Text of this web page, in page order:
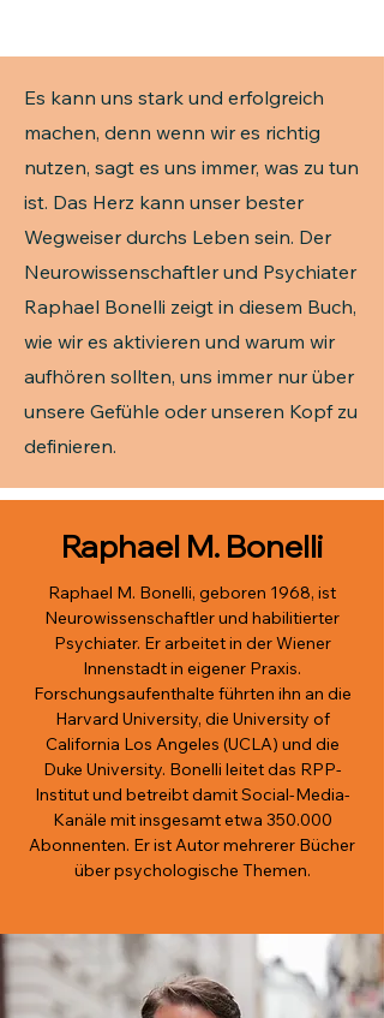
Es kann uns stark und erfolgreich
machen, denn wenn wir es richtig
nutzen, sagt es uns immer, was zu tun
ist. Das Herz kann unser bester
Wegweiser durchs Leben sein. Der
Neurowissenschaftler und Psychiater
Raphael Bonelli zeigt in diesem Buch,
wie wir es aktivieren und warum wir
aufhören sollten, uns immer nur über
unsere Gefühle oder unseren Kopf zu
definieren.
Raphael M. Bonelli
Raphael M. Bonelli, geboren 1968, ist
Neurowissenschaftler und habilitierter
Psychiater. Er arbeitet in der Wiener
Innenstadt in eigener Praxis.
Forschungsaufenthalte führten ihn an die
Harvard University, die University of
California Los Angeles (UCLA) und die
Duke University. Bonelli leitet das RPP-
Institut und betreibt damit Social-Media-
Kanäle mit insgesamt etwa 350.000
Abonnenten. Er ist Autor mehrerer Bücher
über psychologische Themen.